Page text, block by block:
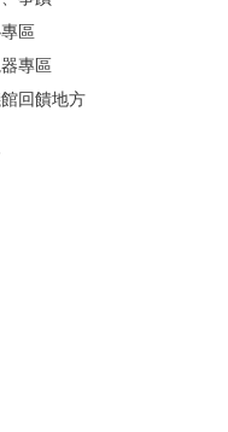
區
專區
回饋地方